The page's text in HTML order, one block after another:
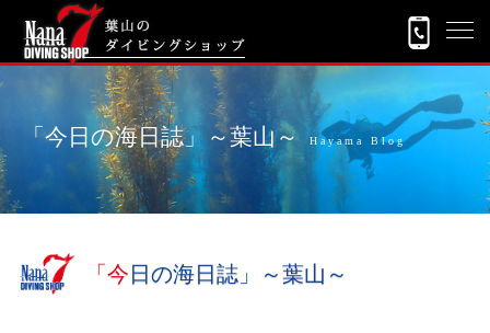
「今日の海日誌」～葉山～ Hayama Blog
「今日の海日誌」～葉山～